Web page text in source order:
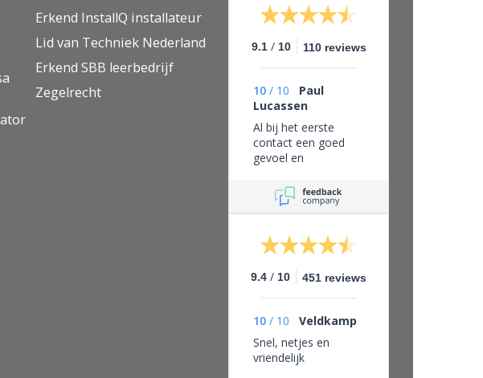
Erkend InstallQ installateur
Lid van Techniek Nederland
Erkend SBB leerbedrijf
Zegelrecht
9.1 / 10 110 reviews
10 / 10
Paul
Lucassen
Al bij het eerste
contact een goed
gevoel en
bedrijf, eerlijk zaken
doen en leveren wat
je belooft.
9.4 / 10 451 reviews
10 / 10
Veldkamp
Snel, netjes en
vriendelijk